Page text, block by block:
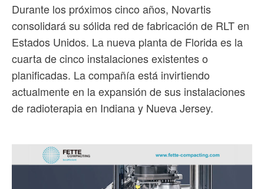
Durante los próximos cinco años, Novartis
consolidará su sólida red de fabricación de RLT en
Estados Unidos. La nueva planta de Florida es la
cuarta de cinco instalaciones existentes o
planificadas. La compañía está invirtiendo
actualmente en la expansión de sus instalaciones
de radioterapia en Indiana y Nueva Jersey.